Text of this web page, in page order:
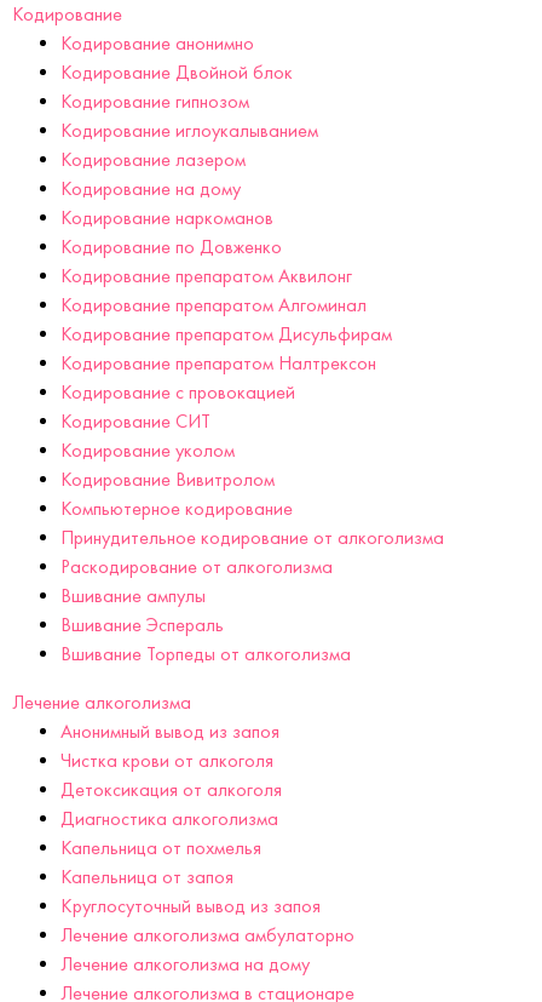
Кодирование
Кодирование анонимно
Кодирование Двойной блок
Кодирование гипнозом
Кодирование иглоукалыванием
Кодирование лазером
Кодирование на дому
Кодирование наркоманов
Кодирование по Довженко
Кодирование препаратом Аквилонг
Кодирование препаратом Алгоминал
Кодирование препаратом Дисульфирам
Кодирование препаратом Налтрексон
Кодирование с провокацией
Кодирование СИТ
Кодирование уколом
Кодирование Вивитролом
Компьютерное кодирование
Принудительное кодирование от алкоголизма
Раскодирование от алкоголизма
Вшивание ампулы
Вшивание Эспераль
Вшивание Торпеды от алкоголизма
Лечение алкоголизма
Анонимный вывод из запоя
Чистка крови от алкоголя
Детоксикация от алкоголя
Диагностика алкоголизма
Капельница от похмелья
Капельница от запоя
Круглосуточный вывод из запоя
Лечение алкоголизма амбулаторно
Лечение алкоголизма на дому
Лечение алкоголизма в стационаре